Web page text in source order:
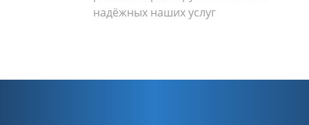
надёжных наших услуг